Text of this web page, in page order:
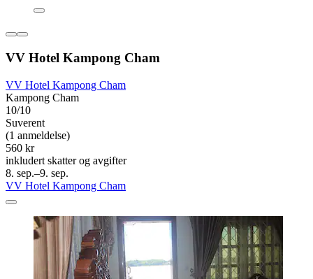
VV Hotel Kampong Cham
VV Hotel Kampong Cham
Kampong Cham
10/10
Suverent
(1 anmeldelse)
560 kr
inkludert skatter og avgifter
8. sep.–9. sep.
VV Hotel Kampong Cham